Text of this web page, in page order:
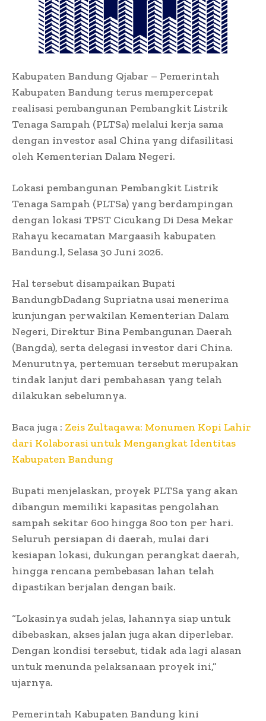
Kabupaten Bandung Qjabar – Pemerintah
Kabupaten Bandung terus mempercepat
realisasi pembangunan Pembangkit Listrik
Tenaga Sampah (PLTSa) melalui kerja sama
dengan investor asal China yang difasilitasi
oleh Kementerian Dalam Negeri.
Lokasi pembangunan Pembangkit Listrik
Tenaga Sampah (PLTSa) yang berdampingan
dengan lokasi TPST Cicukang Di Desa Mekar
Rahayu kecamatan Margaasih kabupaten
Bandung.l, Selasa 30 Juni 2026.
Hal tersebut disampaikan Bupati
BandungbDadang Supriatna usai menerima
kunjungan perwakilan Kementerian Dalam
Negeri, Direktur Bina Pembangunan Daerah
(Bangda), serta delegasi investor dari China.
Menurutnya, pertemuan tersebut merupakan
tindak lanjut dari pembahasan yang telah
dilakukan sebelumnya.
Baca juga : Zeis Zultaqawa: Monumen Kopi Lahir
dari Kolaborasi untuk Mengangkat Identitas
Kabupaten Bandung
Bupati menjelaskan, proyek PLTSa yang akan
dibangun memiliki kapasitas pengolahan
sampah sekitar 600 hingga 800 ton per hari.
Seluruh persiapan di daerah, mulai dari
kesiapan lokasi, dukungan perangkat daerah,
hingga rencana pembebasan lahan telah
dipastikan berjalan dengan baik.
“Lokasinya sudah jelas, lahannya siap untuk
dibebaskan, akses jalan juga akan diperlebar.
Dengan kondisi tersebut, tidak ada lagi alasan
untuk menunda pelaksanaan proyek ini,”
ujarnya.
Pemerintah Kabupaten Bandung kini